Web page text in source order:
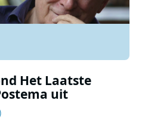
Het Laatste
uit